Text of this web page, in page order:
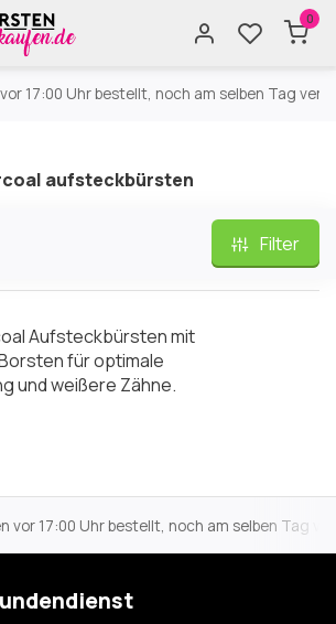
0
17:00 Uhr bestellt, noch am selben Tag
aufsteckbürsten
Filter
Aufsteckbürsten mit
für optimale
und weißere Zähne.
17:00 Uhr bestellt, noch am selben Tag